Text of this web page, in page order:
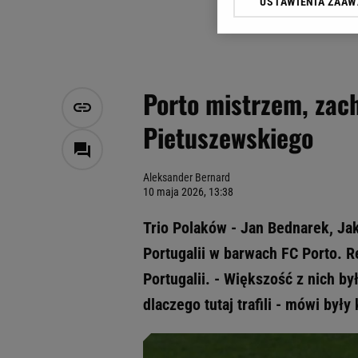
Porto mistrzem,
Pietuszewskiego
Aleksander Bernard
10 maja 2026, 13:38
Trio Polaków - Jan Bednarek,
Portugalii w barwach FC Porto.
Portugalii. - Większość z nich
dlaczego tutaj trafili - mówi były
Klikając „Akceptuję”
Zaufanych Partnerów i
My, nasi Zaufani
Przechowywanie